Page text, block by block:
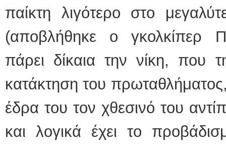
παίκτη λιγότερο στο
(αποβλήθηκε ο γκολκίπερ
πάρει δίκαια την νίκη, που
κατάκτηση του
έδρα του τον χθεσινό του
και λογικά έχει το